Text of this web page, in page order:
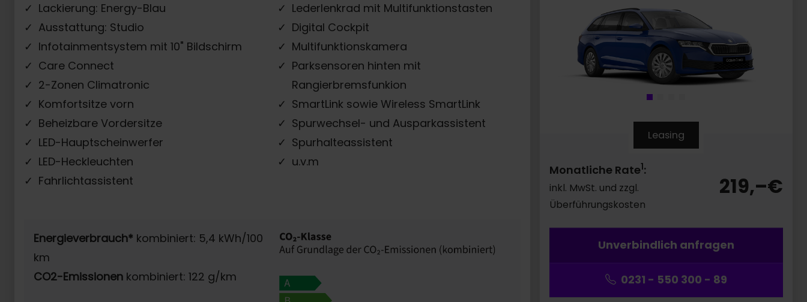
Leasing
Monatliche Rate1:
inkl. MwSt. und zzgl.
Überführungskosten
219,–€
Unverbindlich anfragen
0231 - 550 300 - 89
Lackierung: Energy-Blau
Ausstattung: Studio
Infotainmentsystem mit 10" Bildschirm
Care Connect
2-Zonen Climatronic
Komfortsitze vorn
Beheizbare Vordersitze
LED-Hauptscheinwerfer
LED-Heckleuchten
Fahrlichtassistent
Lederlenkrad mit Multifunktionstasten
Digital Cockpit
Multifunktionskamera
Parksensoren hinten mit
Rangierbremsfunkion
SmartLink sowie Wireless SmartLink
Spurwechsel- und Ausparkassistent
Spurhalteassistent
u.v.m
Energieverbrauch* kombiniert: 5,4 kWh/100
km
CO2-Emissionen kombiniert: 122 g/km